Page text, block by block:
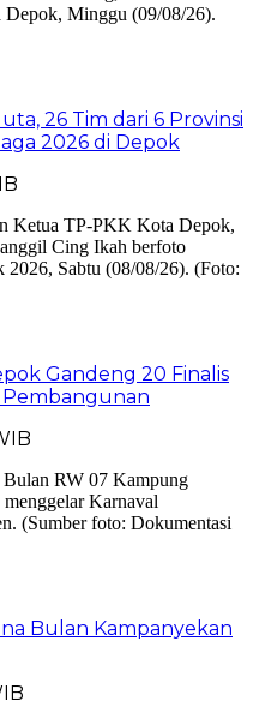
26 Tim dari 6 Provinsi
2026 di Depok
Gandeng 20 Finalis
Bulan Kampanyekan